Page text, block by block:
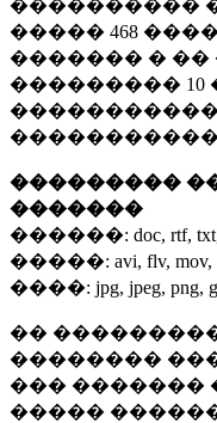
����������
����� 468
������� � ��
��������� 10
���������
�������
������: doc, rtf,
�����: avi, flv, mov,
����: jpg, jpeg, png,
��
��������
��� �������
�����